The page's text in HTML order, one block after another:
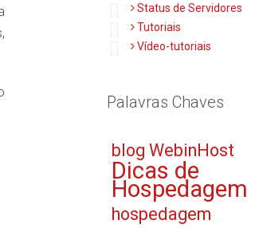
Status de Servidores
Tutoriais
Vídeo-tutoriais
Palavras Chaves
blog WebinHost
Dicas de
Hospedagem
hospedagem